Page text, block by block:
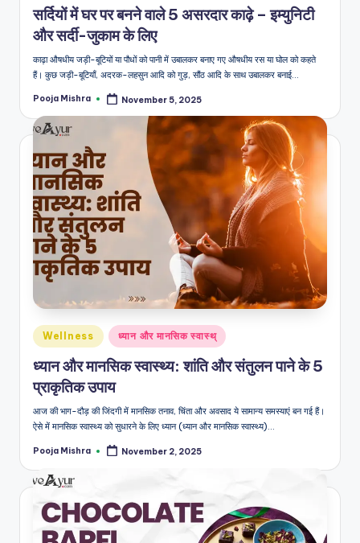
सर्दियों में घर पर बनने वाले 5 असरदार काढ़े – इम्युनिटी
और सर्दी-जुकाम के लिए
काढ़ा औषधीय जड़ी-बूटियों या पौधों को पानी में उबालकर बनाए गए औषधीय रस या घोल को कहते
हैं। कुछ जड़ी-बूटियाँ, अदरक-लहसुन आदि को गुड़, सौंठ आदि के साथ उबालकर बनाई…
Posted
Pooja Mishra November 5, 2025
Posted
in
Wellness ध्यान और मानसिक स्वास्थ्
ध्यान और मानसिक स्वास्थ्य: शांति और संतुलन पाने के 5
प्राकृतिक उपाय
आज की भाग-दौड़ की जिंदगी में मानसिक तनाव, चिंता और अवसाद ये सामान्य समस्याएं बन गई हैं।
ऐसे में मानसिक स्वास्थ्य को सुधारने के लिए ध्यान (ध्यान और मानसिक स्वास्थ्य)…
Posted
Pooja Mishra November 2, 2025